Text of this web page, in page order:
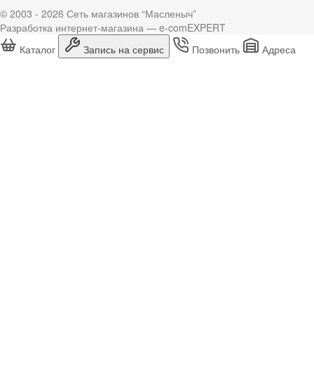
© 2003 - 2026 Сеть магазинов “Масленыч”
Разработка интернет-магазина — e-comEXPERT
Каталог
Запись на сервис Позвонить Адреса